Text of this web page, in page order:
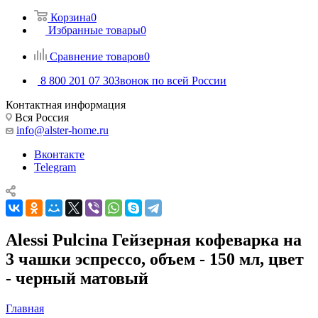
Корзина0
Избранные товары0
Сравнение товаров0
8 800 201 07 30Звонок по всей России
Контактная информация
Вся Россия
info@alster-home.ru
Вконтакте
Telegram
Alessi Pulcina Гейзерная кофеварка на
3 чашки эспрессо, объем - 150 мл, цвет
- черный матовый
Главная